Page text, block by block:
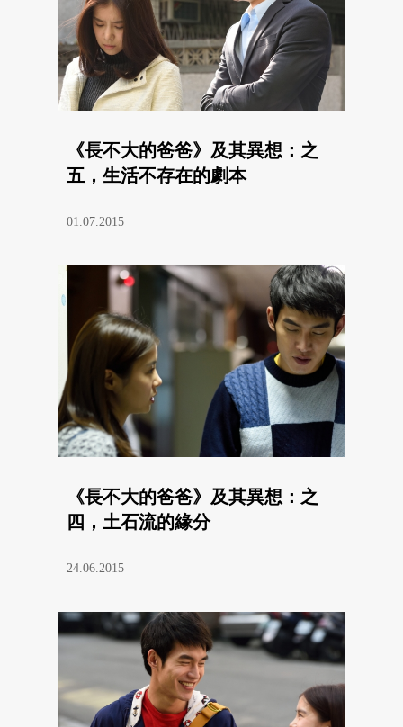
《長不大的爸爸》及其異想：之
五，生活不存在的劇本
01.07.2015
《長不大的爸爸》及其異想：之
四，土石流的緣分
24.06.2015